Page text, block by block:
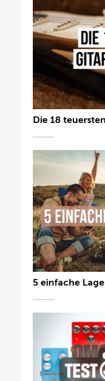
Die 18
5 einfache